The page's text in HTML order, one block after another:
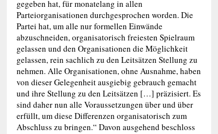
gegeben hat, für monatelang in allen
Parteiorganisationen durchgesprochen worden. Die
Partei hat, um alle nur formellen Einwände
abzuschneiden, organisatorisch freiesten Spielraum
gelassen und den Organisationen die Möglichkeit
gelassen, rein sachlich zu den Leitsätzen Stellung zu
nehmen. Alle Organisationen, ohne Ausnahme, haben
von dieser Gelegenheit ausgiebig gebrauch gemacht
und ihre Stellung zu den Leitsätzen […] präzisiert. Es
sind daher nun alle Voraussetzungen über und über
erfüllt, um diese Differenzen organisatorisch zum
Abschluss zu bringen.“ Davon ausgehend beschloss